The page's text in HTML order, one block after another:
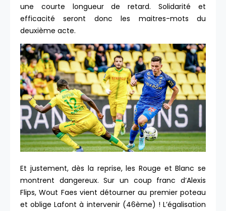
une courte longueur de retard. Solidarité et
efficacité seront donc les maitres-mots du
deuxième acte.
Et justement, dès la reprise, les Rouge et Blanc se
montrent dangereux. Sur un coup franc d’Alexis
Flips, Wout Faes vient détourner au premier poteau
et oblige Lafont à intervenir (46ème) ! L’égalisation